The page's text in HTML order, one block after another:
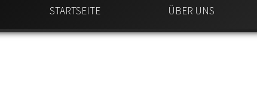
STARTSEITE ÜBER UNS